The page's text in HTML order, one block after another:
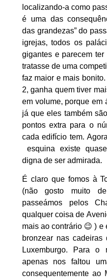
localizando-a como
é uma das
das grandezas” do
igrejas, todos os
gigantes e parecem
tratasse de uma
faz maior e mais
2, ganha quem tiver
em volume, porque em
já que eles também
pontos extra para o
cada edifício tem.
esquina existe
digna de ser admirada.
É claro que fomos à
(não gosto muito
passeámos pelos
qualquer coisa de
mais ao contrário 😉 ) e
bronzear nas
Luxemburgo. Para o
apenas nos faltou
consequentemente ao